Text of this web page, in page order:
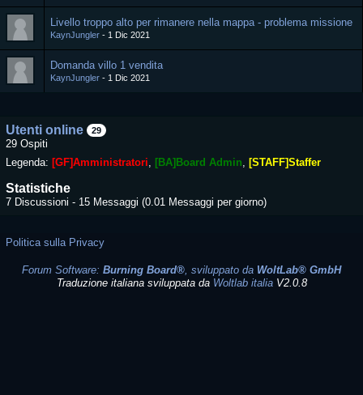
Livello troppo alto per rimanere nella mappa - problema missione
KaynJungler 1 Dic 2021
Domanda villo 1 vendita
KaynJungler 1 Dic 2021
Utenti online 29
29 Ospiti
Legenda: [GF]Amministratori [BA]Board Admin [STAFF]Staffer
Statistiche
7 Discussioni - 15 Messaggi (0.01 Messaggi per giorno)
Politica sulla Privacy
Forum Software: Burning Board®, sviluppato da WoltLab® GmbH
Traduzione italiana sviluppata da Woltlab italiaV2.0.8